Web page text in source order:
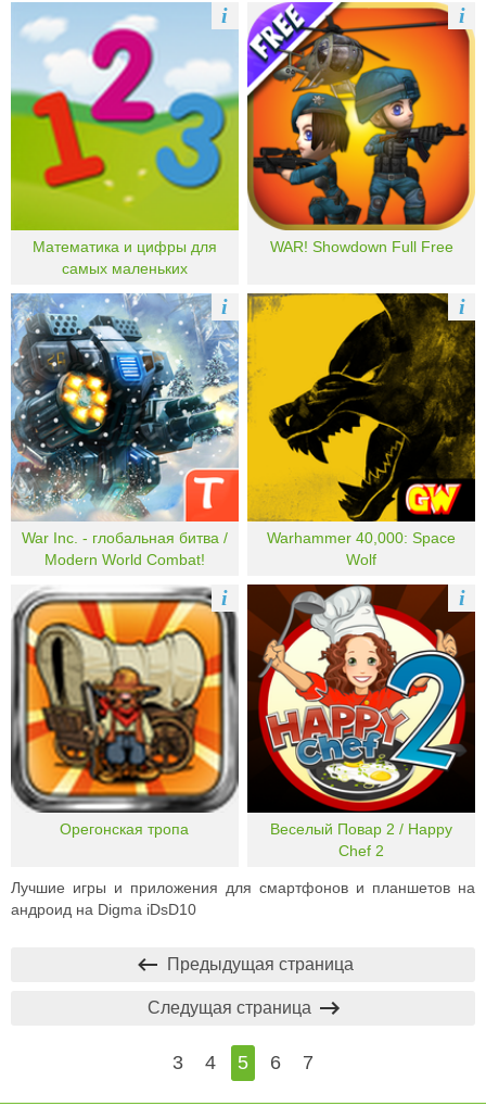
Математика и цифры для
самых маленьких
i
WAR! Showdown Full Free
i
War Inc. - глобальная битва /
Modern World Combat!
i
Warhammer 40,000: Space
Wolf
i
Орегонская тропа
i
Веселый Повар 2 / Happy
Chef 2
i
Лучшие игры и приложения для смартфонов и планшетов на
андроид на Digma iDsD10
Предыдущая страница
3 4 5 6 7
Следущая страница